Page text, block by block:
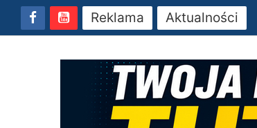
Reklama Aktualności